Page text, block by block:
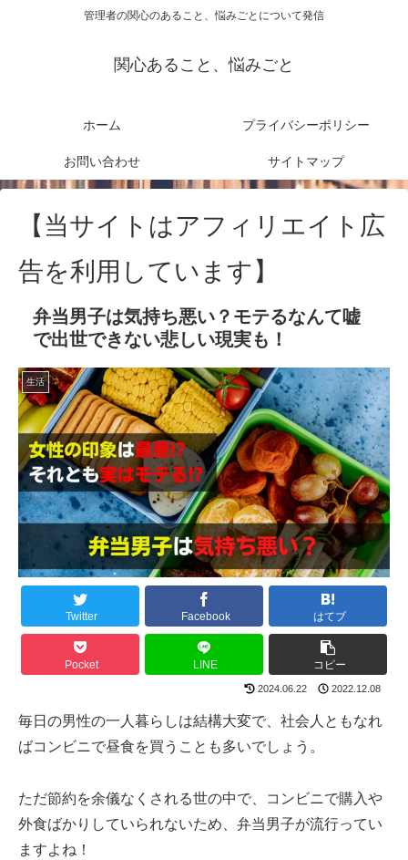
管理者の関心のあること、悩みごとについて発信
関心あること、悩みごと
ホーム プライバシーポリシー
お問い合わせ サイトマップ
【当サイトはアフィリエイト広
告を利用しています】
弁当男子は気持ち悪い？モテるなんて嘘
で出世できない悲しい現実も！
生活
Twitter Facebook はてブ
Pocket LINE コピー
2024.06.22 2022.12.08
毎日の男性の一人暮らしは結構大変で、社会人ともなれ
ばコンビニで昼食を買うことも多いでしょう。
ただ節約を余儀なくされる世の中で、コンビニで購入や
外食ばかりしていられないため、弁当男子が流行ってい
ますよね！